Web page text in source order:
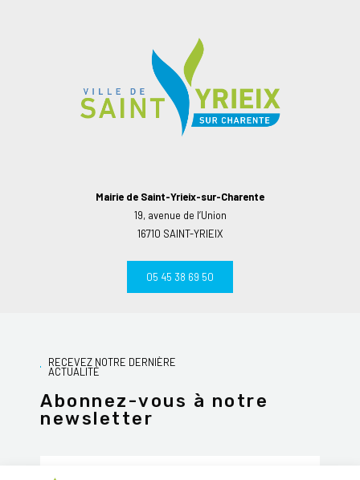
Mairie de Saint-Yrieix-sur-Charente
19, avenue de l’Union
16710 SAINT-YRIEIX
05 45 38 69 50
RECEVEZ NOTRE DERNIÈRE
ACTUALITÉ
Abonnez-vous à notre
newsletter